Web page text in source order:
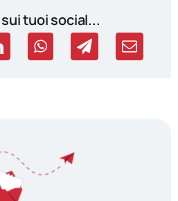
tuoi social...